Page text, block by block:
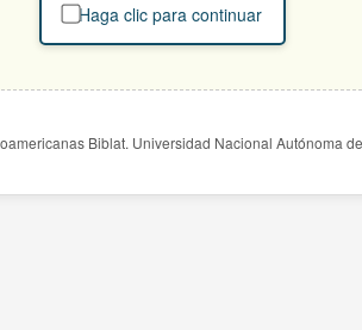
Haga clic para continuar
Biblat. Universidad Nacional Autónoma